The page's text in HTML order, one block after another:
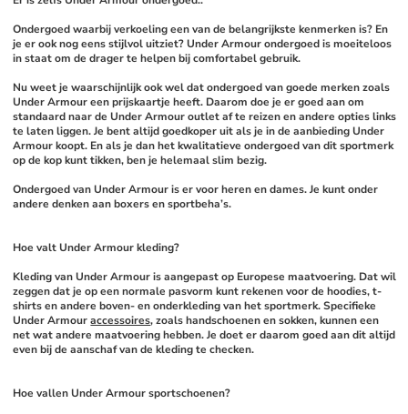
Ondergoed waarbij verkoeling een van de belangrijkste kenmerken is? En
je er ook nog eens stijlvol uitziet? Under Armour ondergoed is moeiteloos
in staat om de drager te helpen bij comfortabel gebruik.
Nu weet je waarschijnlijk ook wel dat ondergoed van goede merken zoals
Under Armour een prijskaartje heeft. Daarom doe je er goed aan om
standaard naar de Under Armour outlet af te reizen en andere opties links
te laten liggen. Je bent altijd goedkoper uit als je in de aanbieding Under
Armour koopt. En als je dan het kwalitatieve ondergoed van dit sportmerk
op de kop kunt tikken, ben je helemaal slim bezig.
Ondergoed van Under Armour is er voor heren en dames. Je kunt onder
andere denken aan boxers en sportbeha’s.
Hoe valt Under Armour kleding?
Kleding van Under Armour is aangepast op Europese maatvoering. Dat wil
zeggen dat je op een normale pasvorm kunt rekenen voor de hoodies, t-
shirts en andere boven- en onderkleding van het sportmerk. Specifieke
Under Armour accessoires, zoals handschoenen en sokken, kunnen een
net wat andere maatvoering hebben. Je doet er daarom goed aan dit altijd
even bij de aanschaf van de kleding te checken.
Hoe vallen Under Armour sportschoenen?